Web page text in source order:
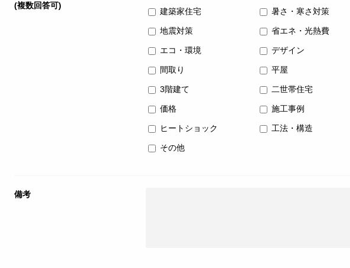
(複数回答可)
建築家住宅 暑さ・寒さ対策
地震対策 省エネ・光熱費
エコ・環境 デザイン
間取り 平屋
3階建て 二世帯住宅
価格 施工事例
ヒートショック 工法・構造
その他
備考